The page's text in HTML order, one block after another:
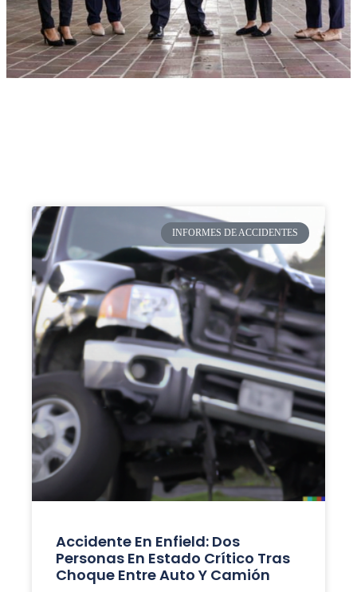
INFORMES DE ACCIDENTES
Accidente En Enfield: Dos
Personas En Estado Crítico Tras
Choque Entre Auto Y Camión